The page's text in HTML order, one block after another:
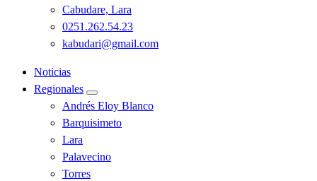
Cabudare, Lara
0251.262.54.23
kabudari@gmail.com
Noticias
Regionales
Andrés Eloy Blanco
Barquisimeto
Lara
Palavecino
Torres